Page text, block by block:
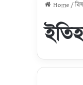
Home /